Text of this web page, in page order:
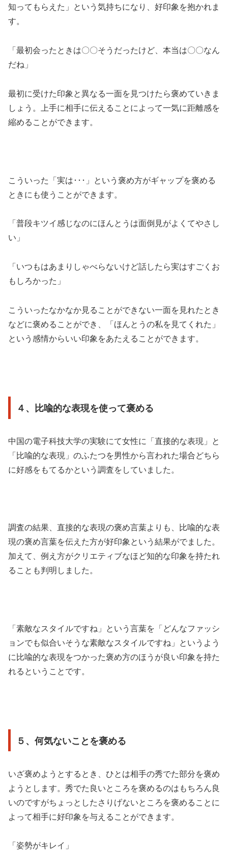
知ってもらえた」という気持ちになり、好印象を抱かれま
す。
「最初会ったときは〇〇そうだったけど、本当は〇〇なん
だね」
最初に受けた印象と異なる一面を見つけたら褒めていきま
しょう。上手に相手に伝えることによって一気に距離感を
縮めることができます。
こういった「実は･･･」という褒め方がギャップを褒める
ときにも使うことができます。
「普段キツイ感じなのにほんとうは面倒見がよくてやさし
い」
「いつもはあまりしゃべらないけど話したら実はすごくお
もしろかった」
こういったなかなか見ることができない一面を見れたとき
などに褒めることができ、「ほんとうの私を見てくれた」
という感情からいい印象をあたえることができます。
４、比喩的な表現を使って褒める
中国の電子科技大学の実験にて女性に「直接的な表現」と
「比喩的な表現」のふたつを男性から言われた場合どちら
に好感をもてるかという調査をしていました。
調査の結果、直接的な表現の褒め言葉よりも、比喩的な表
現の褒め言葉を伝えた方が好印象という結果がでました。
加えて、例え方がクリエティブなほど知的な印象を持たれ
ることも判明しました。
「素敵なスタイルですね」という言葉を「どんなファッシ
ョンでも似合いそうな素敵なスタイルですね」というよう
に比喩的な表現をつかった褒め方のほうが良い印象を持た
れるということです。
５、何気ないことを褒める
いざ褒めようとするとき、ひとは相手の秀でた部分を褒め
ようとします。秀でた良いところを褒めるのはもちろん良
いのですがちょっとしたさりげないところを褒めることに
よって相手に好印象を与えることができます。
「姿勢がキレイ」